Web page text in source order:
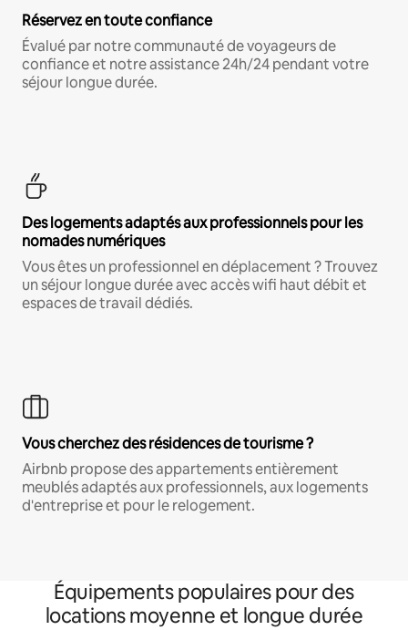
Réservez en toute confiance
Évalué par notre communauté de voyageurs de
confiance et notre assistance 24h/24 pendant votre
séjour longue durée.
Des logements adaptés aux professionnels pour les
nomades numériques
Vous êtes un professionnel en déplacement ? Trouvez
un séjour longue durée avec accès wifi haut débit et
espaces de travail dédiés.
Vous cherchez des résidences de tourisme ?
Airbnb propose des appartements entièrement
meublés adaptés aux professionnels, aux logements
d'entreprise et pour le relogement.
Équipements populaires pour des
locations moyenne et longue durée